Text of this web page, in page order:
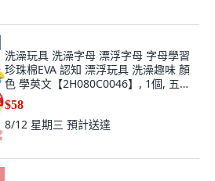
洗澡玩具 洗澡字母 漂浮字母 字母學習
珍珠棉EVA 認知 漂浮玩具 洗澡趣味 顏
色 學英文【2H080C0046】, 1個, 五顏
六色
$58
8/12 星期三 預計送達